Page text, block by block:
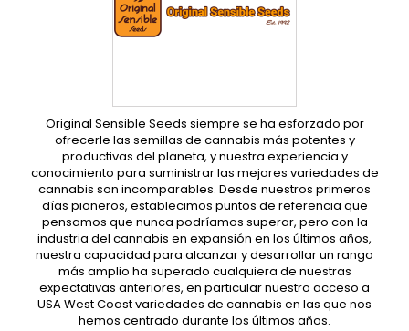
Original Sensible Seeds siempre se ha esforzado por
ofrecerle las semillas de cannabis más potentes y
productivas del planeta, y nuestra experiencia y
conocimiento para suministrar las mejores variedades de
cannabis son incomparables. Desde nuestros primeros
días pioneros, establecimos puntos de referencia que
pensamos que nunca podríamos superar, pero con la
industria del cannabis en expansión en los últimos años,
nuestra capacidad para alcanzar y desarrollar un rango
más amplio ha superado cualquiera de nuestras
expectativas anteriores, en particular nuestro acceso a
USA West Coast variedades de cannabis en las que nos
hemos centrado durante los últimos años.